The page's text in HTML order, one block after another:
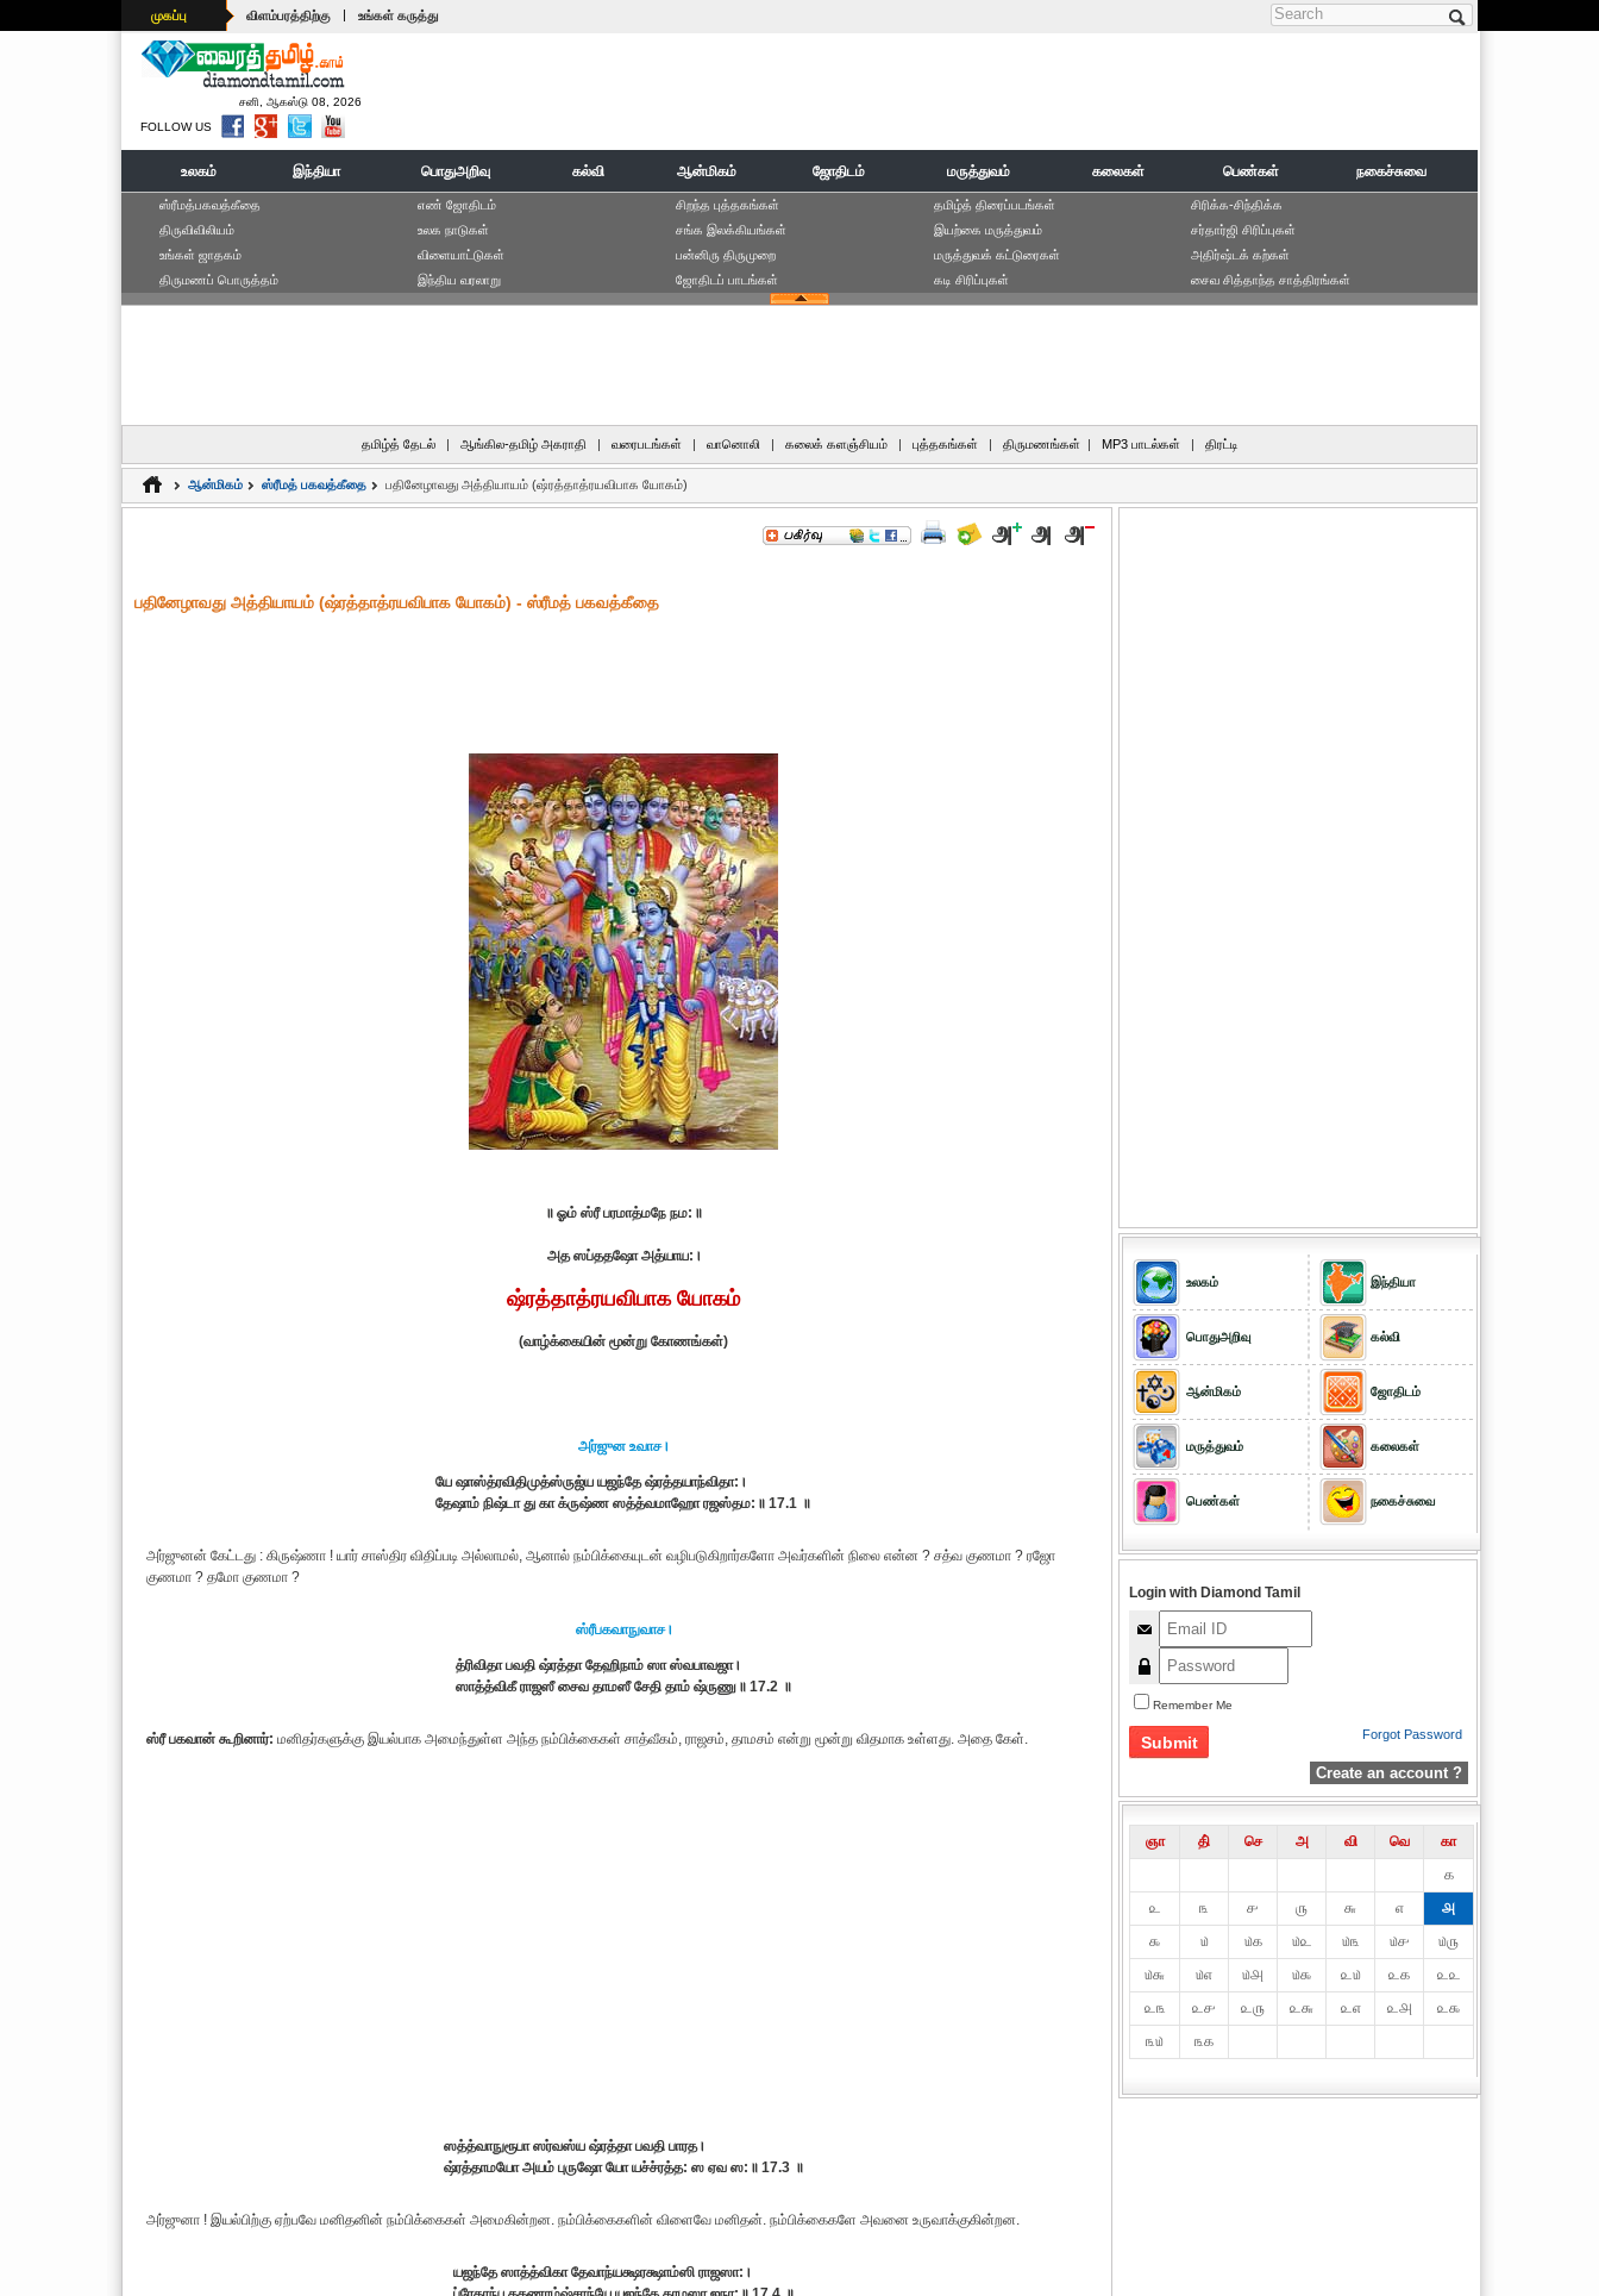
முகப்பு விளம்பரத்திற்கு | உங்கள் கருத்து Search form
சனி, ஆகஸ்டு 08, 2026
FOLLOW US
உலகம் இந்தியா பொதுஅறிவு கல்வி ஆன்மிகம் ஜோதிடம் மருத்துவம் கலைகள் பெண்கள் நகைச்சுவை
ஸ்ரீமத்பகவத்கீதை
திருவிவிலியம்
உங்கள் ஜாதகம்
திருமணப் பொருத்தம்
எ‌ண் ஜோ‌திட‌ம்
உலக நாடுகள்
விளையாட்டுகள்
இந்திய வரலாறு
சிறந்த புத்தகங்கள்
சங்க இலக்கியங்கள்
பன்னிரு திருமுறை
ஜோதிடப் பாடங்கள்
தமிழ்த் திரைப்படங்கள்
இயற்கை மருத்துவம்
மருத்துவக் கட்டுரைகள்
கடி சிரிப்புகள்
சிரிக்க-சிந்திக்க
சர்தார்ஜி சிரிப்புகள்
அதிர்ஷ்டக் கற்கள்
சைவ சித்தாந்த சாத்திரங்கள்
தமிழ்த் தேடல் | ஆங்கில-தமிழ் அகராதி | வரைபடங்கள் | வானொலி | கலைக் களஞ்சியம் | புத்தகங்கள் | திருமணங்கள் | MP3 பாடல்கள் | திரட்டி
ஆன்மிகம் ஸ்ரீமத் பகவத்கீதை பதினேழாவது அத்தியாயம் (ஷ்ரத்தாத்ரயவிபாக யோகம்)
பதினேழாவது அத்தியாயம் (ஷ்ரத்தாத்ரயவிபாக யோகம்) - ஸ்ரீமத் பகவத்கீதை
॥ ஓம் ஸ்ரீ பரமாத்மநே நம:॥
அத ஸப்ததஷோ அத்யாய:।
ஷ்ரத்தாத்ரயவிபாக யோகம்
(வாழ்க்கையின் மூன்று கோணங்கள்)
அர்ஜுன உவாச।
யே ஷாஸ்த்ரவிதிமுத்ஸ்ருஜ்ய யஜந்தே ஷ்ரத்தயாந்விதா:।
தேஷாம் நிஷ்டா து கா க்ருஷ்ண ஸத்த்வமாஹோ ரஜஸ்தம:॥ 17.1 ॥
அர்ஜுனன் கேட்டது : கிருஷ்ணா ! யார் சாஸ்திர விதிப்படி அல்லாமல், ஆனால் நம்பிக்கையுடன் வழிபடுகிறார்களோ அவர்களின் நிலை என்ன ? சத்வ குணமா ? ரஜோ
குணமா ? தமோ குணமா ?
ஸ்ரீபகவாநுவாச।
த்ரிவிதா பவதி ஷ்ரத்தா தேஹிநாம் ஸா ஸ்வபாவஜா।
ஸாத்த்விகீ ராஜஸீ சைவ தாமஸீ சேதி தாம் ஷ்ருணு॥ 17.2 ॥
ஸ்ரீ பகவான் கூறினார்: மனிதர்களுக்கு இயல்பாக அமைந்துள்ள அந்த நம்பிக்கைகள் சாத்வீகம், ராஜசம், தாமசம் என்று மூன்று விதமாக உள்ளது. அதை கேள்.
ஸத்த்வாநுரூபா ஸர்வஸ்ய ஷ்ரத்தா பவதி பாரத।
ஷ்ரத்தாமயோ அயம் புருஷோ யோ யச்ச்ரத்த: ஸ ஏவ ஸ:॥ 17.3 ॥
அர்ஜுனா ! இயல்பிற்கு ஏற்பவே மனிதனின் நம்பிக்கைகள் அமைகின்றன. நம்பிக்கைகளின் விளைவே மனிதன். நம்பிக்கைகளே அவனை உருவாக்குகின்றன.
யஜந்தே ஸாத்த்விகா தேவாந்யக்ஷரக்ஷாம்ஸி ராஜஸா:।
உலகம்
பொதுஅறிவு
ஆன்மிகம்
மருத்துவம்
பெண்கள்
இந்தியா
கல்வி
ஜோதிடம்
கலைகள்
நகைச்சுவை
Login with Diamond Tamil
Remember Me
Forgot Password
Create an account ?
ஞா தி் செ அ வி வெ
கா
௧
௨
௩ ௪ ௫ ௬ ௭
௮
௯
௰ ௰௧ ௰௨ ௰௩ ௰௪
௰௫
௰௬
௰௭ ௰௮ ௰௯ ௨௰ ௨௧
௨௨
௨௩
௨௪ ௨௫ ௨௬ ௨௭ ௨௮
௨௯
௩௰
௩௧